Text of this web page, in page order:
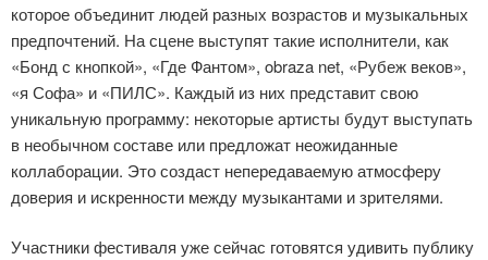
которое объединит людей разных возрастов и музыкальных
предпочтений. На сцене выступят такие исполнители, как
«Бонд с кнопкой», «Где Фантом», obraza net, «Рубеж веков»,
«я Софа» и «ПИЛС». Каждый из них представит свою
уникальную программу: некоторые артисты будут выступать
в необычном составе или предложат неожиданные
коллаборации. Это создаст непередаваемую атмосферу
доверия и искренности между музыкантами и зрителями.
Участники фестиваля уже сейчас готовятся удивить публику